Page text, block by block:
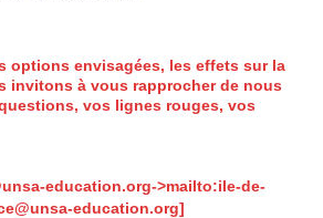
options envisagées, les effets sur la
invitons à vous rapprocher de nous
vos lignes rouges, vos
education.org->mailto:ile-de-
education.org]